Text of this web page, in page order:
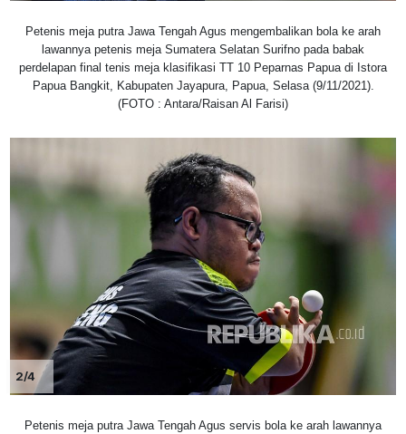
Petenis meja putra Jawa Tengah Agus mengembalikan bola ke arah
lawannya petenis meja Sumatera Selatan Surifno pada babak
perdelapan final tenis meja klasifikasi TT 10 Peparnas Papua di Istora
Papua Bangkit, Kabupaten Jayapura, Papua, Selasa (9/11/2021).
(FOTO : Antara/Raisan Al Farisi)
2/4
Petenis meja putra Jawa Tengah Agus servis bola ke arah lawannya